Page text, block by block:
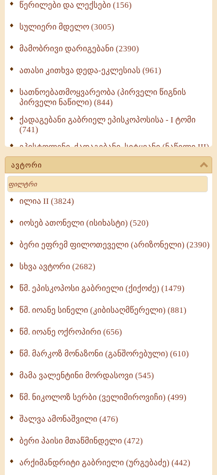
წერილები და ლექსები (156)
სულიერი მდელო (3005)
მამობრივი დარიგებანი (2390)
ათასი კითხვა დედა-ეკლესიას (961)
სათნოებათმოყვარეობა (პირველი წიგნის
პირველი ნაწილი) (844)
ქადაგებანი გაბრიელ ეპისკოპოსისა - I ტომი
(741)
ეპისტოლენი, ქადაგებანი, სიტყვანი (ნაწილი III)
(723)
მოძღვრის ძალზე სასარგებლო რჩევები
მრევლისათვის (545)
Wisdomge (514)
ქადაგებანი გაბრიელ ეპისკოპოსისა - II ტომი
სულიერი ცხოვრების სახელმძღვანელო -
ნაწილი II (369)
ავტორი
Search
ილია II (3824)
იოსებ ათონელი (ისიხასტი) (520)
ბერი ეფრემ ფილოთეველი (არიზონელი) (2390)
სხვა ავტორი (2682)
წმ. ეპისკოპოსი გაბრიელი (ქიქოძე) (1479)
წმ. იოანე სინელი (კიბისაღმწერელი) (881)
წმ. იოანე ოქროპირი (656)
წმ. მარკოზ მონაზონი (განშორებული) (610)
მამა ვალენტინი მორდასოვი (545)
წმ. ნიკოლოზ სერბი (ველიმიროვიჩი) (499)
შალვა ამონაშვილი (476)
ბერი პაისი მთაწმინდელი (472)
არქიმანდრიტი გაბრიელი (ურგებაძე) (442)